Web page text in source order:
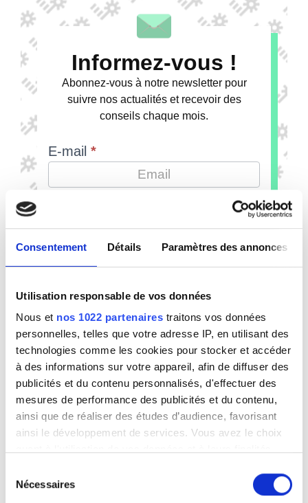
Consentement Détails Paramètres des annonces
Utilisation responsable de vos données
Nous et nos 1022 partenaires traitons vos données
personnelles, telles que votre adresse IP, en utilisant des
technologies comme les cookies pour stocker et accéder
à des informations sur votre appareil, afin de diffuser des
publicités et du contenu personnalisés, d'effectuer des
mesures de performance des publicités et du contenu,
ainsi que de réaliser des études d’audience, favorisant
ainsi le développement de services. Vous avez le choix
tout moment en consultant la Déclaration relative aux
cookies ou en cliquant sur l'icône de confidentialité.
Nécessaires
Informez-vous !
Abonnez-vous à notre newsletter pour
suivre nos actualités et recevoir des
conseils chaque mois.
E-mail *
Envoyer